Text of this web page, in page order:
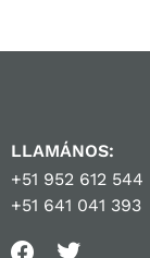
LLAMÁNOS:
+51 952 612 544
+51 641 041 393